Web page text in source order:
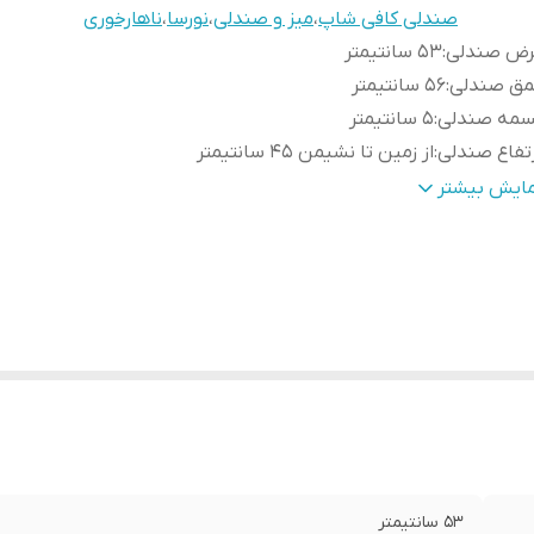
صندلی کافی شاپ،میز و صندلی،نورسا،ناهارخوری
صندلی:۵۳ سانتیمتر
صندلی:۵۶ سانتیمتر
صندلی:۵ سانتیمتر
صندلی:از زمین تا نشیمن ۴۵ سانتیمتر
صندلی :با ویسکوز پر شده است بیشتر
۵۳ سانتیمتر